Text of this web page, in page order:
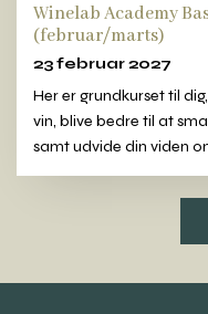
Winelab Academy
(februar/marts)
23 februar 2027
Her er grundkurset til
vin, blive bedre til at
samt udvide din viden